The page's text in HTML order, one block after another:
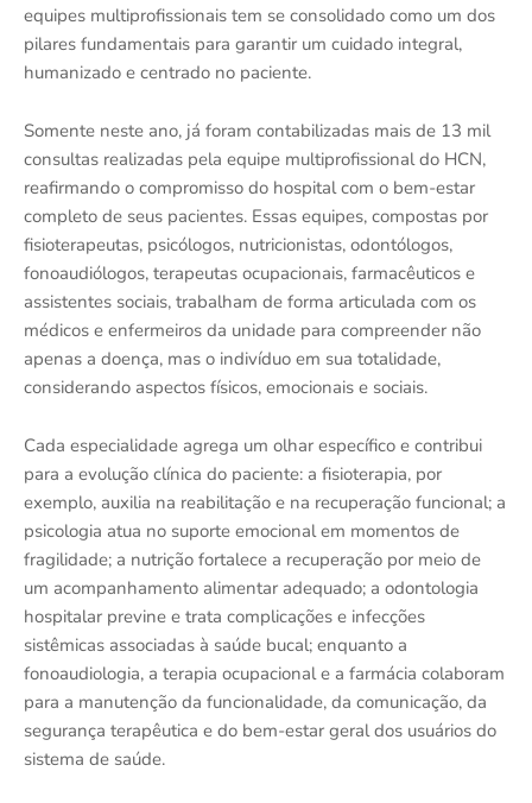
equipes multiprofissionais tem se consolidado como um dos
pilares fundamentais para garantir um cuidado integral,
humanizado e centrado no paciente.
Somente neste ano, já foram contabilizadas mais de 13 mil
consultas realizadas pela equipe multiprofissional do HCN,
reafirmando o compromisso do hospital com o bem-estar
completo de seus pacientes. Essas equipes, compostas por
fisioterapeutas, psicólogos, nutricionistas, odontólogos,
fonoaudiólogos, terapeutas ocupacionais, farmacêuticos e
assistentes sociais, trabalham de forma articulada com os
médicos e enfermeiros da unidade para compreender não
apenas a doença, mas o indivíduo em sua totalidade,
considerando aspectos físicos, emocionais e sociais.
Cada especialidade agrega um olhar específico e contribui
para a evolução clínica do paciente: a fisioterapia, por
exemplo, auxilia na reabilitação e na recuperação funcional; a
psicologia atua no suporte emocional em momentos de
fragilidade; a nutrição fortalece a recuperação por meio de
um acompanhamento alimentar adequado; a odontologia
hospitalar previne e trata complicações e infecções
sistêmicas associadas à saúde bucal; enquanto a
fonoaudiologia, a terapia ocupacional e a farmácia colaboram
para a manutenção da funcionalidade, da comunicação, da
segurança terapêutica e do bem-estar geral dos usuários do
sistema de saúde.